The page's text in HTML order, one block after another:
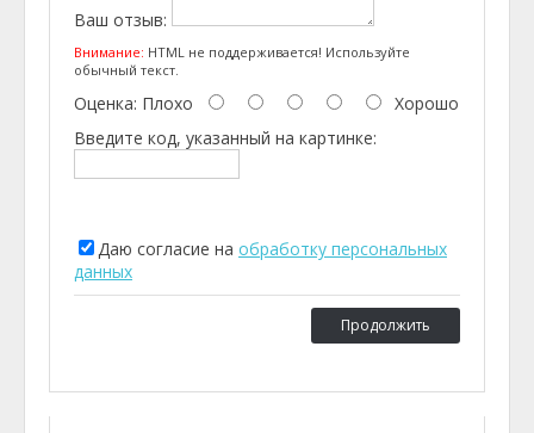
Ваш отзыв:
Внимание: HTML не поддерживается! Используйте
обычный текст.
Оценка: Плохо
Хорошо
Введите код, указанный на картинке:
Даю согласие на обработку персональных
данных
Продолжить